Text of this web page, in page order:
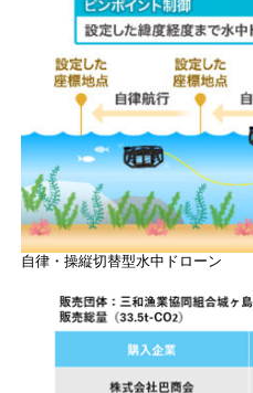
自律・操縦切替型水中ドローン